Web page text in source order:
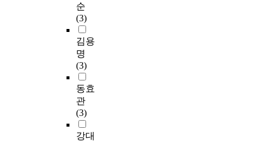
순
(3)
김용
명
(3)
동효
관
(3)
강대